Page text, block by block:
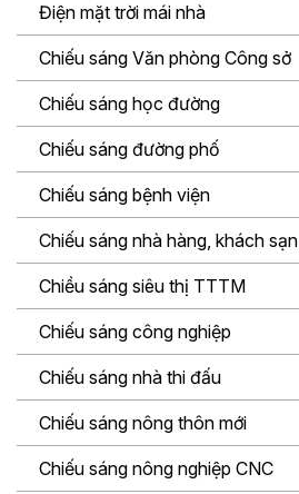
Điện mặt trời mái nhà
Chiếu sáng Văn phòng Công sở
Chiếu sáng học đường
Chiếu sáng đường phố
Chiếu sáng bệnh viện
Chiếu sáng nhà hàng, khách sạn
Chiều sáng siêu thị TTTM
Chiếu sáng công nghiệp
Chiếu sáng nhà thi đấu
Chiếu sáng nông thôn mới
Chiếu sáng nông nghiệp CNC